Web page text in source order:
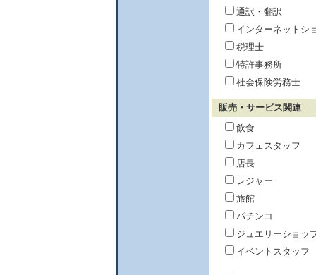
通訳・翻訳
インターネットシ
税理士
特許事務所
社会保険労務士
販売・サービス関連
飲食
カフェスタッフ
店長
レジャー
旅館
パチンコ
ジュエリーショッ
イベントスタッフ